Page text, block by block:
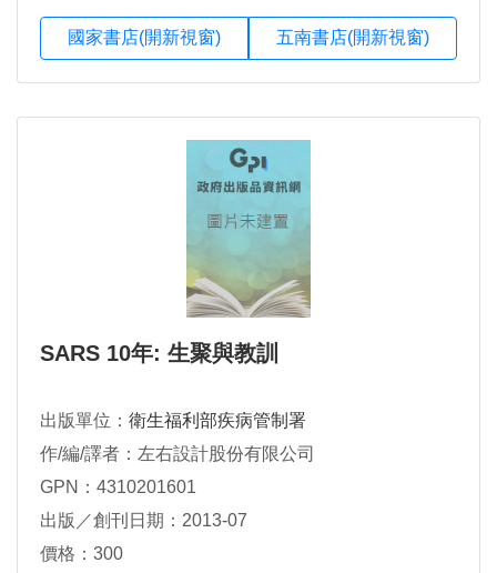
國家書店(開新視窗) 五南書店(開新視窗)
SARS 10年: 生聚與教訓
出版單位： 衛生福利部疾病管制署
作/編/譯者：左右設計股份有限公司
GPN：4310201601
出版／創刊日期：2013-07
價格：300